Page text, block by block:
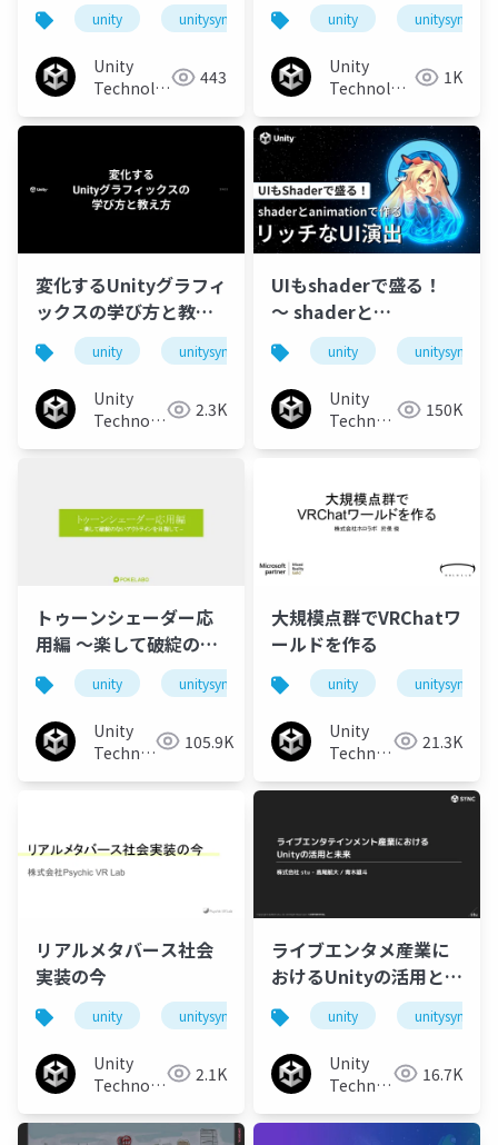
用のススメ
unity unitysync
Unity
Technologies 443
「PBSL指導」と「ゲー
ミフィケーション」の
活用
unity unitysync
Unity
Technologies 1K
変化するUnityグラフィ
ックスの学び方と教え
方
unity unitysync
Unity
Technologies 2.3K
UIもshaderで盛る！
〜 shaderと
animationで作るリッ
チなUI演出
unity unitysync
Unity
Technologies150K
トゥーンシェーダー応
用編 ～楽して破綻のな
いアウトラインを目指
して～
unity unitysync
Unity
Technologies105.9K
大規模点群でVRChatワ
ールドを作る
unity unitysync
Unity
Technologies21.3K
リアルメタバース社会
実装の今
unity unitysync
Unity
Technologies 2.1K
ライブエンタメ産業に
おけるUnityの活用と未
来
unity unitysync
Unity
Technologies16.7K